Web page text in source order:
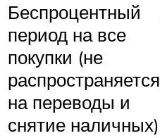
Беспроцентный
период на все
покупки (не
распространяется
на переводы и
снятие наличных)